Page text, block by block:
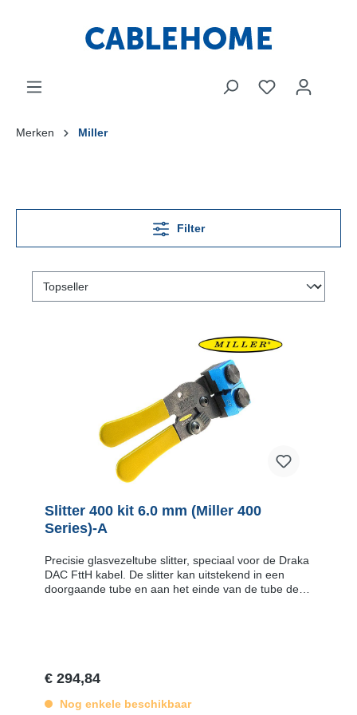
Merken Miller
Filter
Slitter 400 kit 6.0 mm (Miller 400
Series)-A
Precisie glasvezeltube slitter, speciaal voor de Draka
DAC FttH kabel. De slitter kan uitstekend in een
doorgaande tube en aan het einde van de tube de
optimale insnijding zonder de kwetsbare glasvezels
te beschadigen. De snijblokjes zijn eenvoudig te
verwisselen met snijblokjes voor andere maten
€ 294,84
Nog enkele beschikbaar